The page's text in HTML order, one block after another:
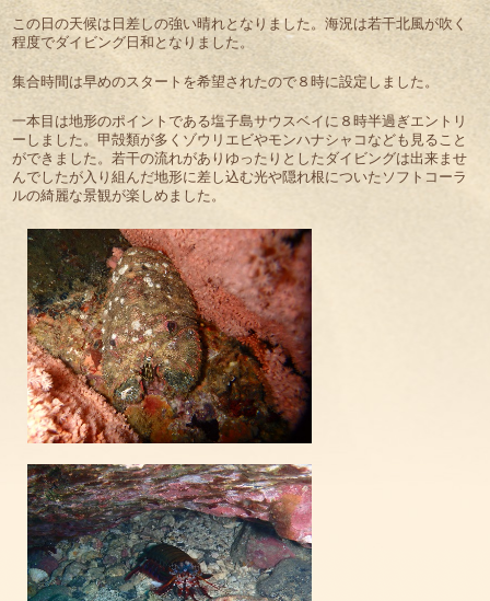
この日の天候は日差しの強い晴れとなりました。海況は若干北風が吹く
程度でダイビング日和となりました。
集合時間は早めのスタートを希望されたので８時に設定しました。
一本目は地形のポイントである塩子島サウスベイに８時半過ぎエントリ
ーしました。甲殻類が多くゾウリエビやモンハナシャコなども見ること
ができました。若干の流れがありゆったりとしたダイビングは出来ませ
んでしたが入り組んだ地形に差し込む光や隠れ根についたソフトコーラ
ルの綺麗な景観が楽しめました。